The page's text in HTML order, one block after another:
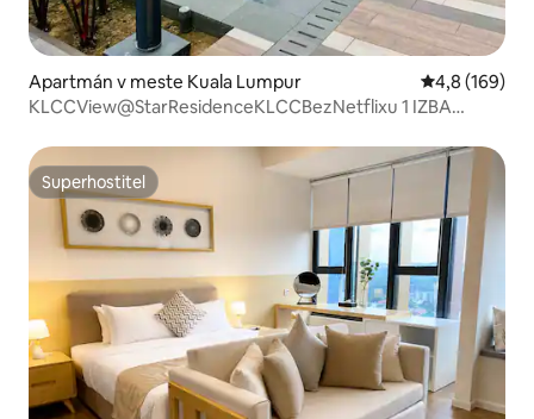
Apartmán v meste Kuala Lumpur Priemerné
4,8 (169)
KLCCView@StarResidenceKLCCBezNetflixu 1 IZBA
Superhostiteľ
Superhostiteľ